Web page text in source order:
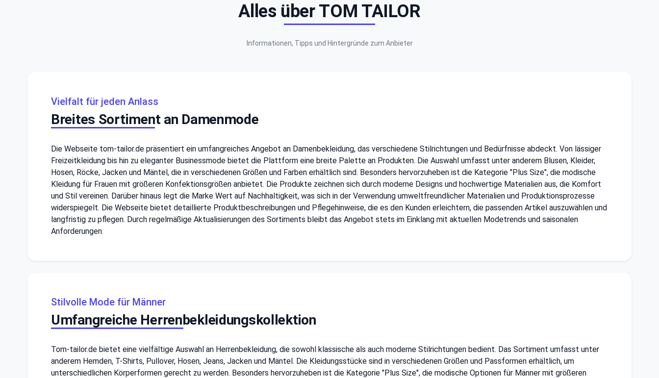
Alles über TOM TAILOR
Informationen, Tipps und Hintergründe zum Anbieter
Vielfalt für jeden Anlass
Breites Sortiment an Damenmode
Die Webseite tom-tailor.de präsentiert ein umfangreiches Angebot an Damenbekleidung, das verschiedene Stilrichtungen und Bedürfnisse abdeckt. Von lässiger
Freizeitkleidung bis hin zu eleganter Businessmode bietet die Plattform eine breite Palette an Produkten. Die Auswahl umfasst unter anderem Blusen, Kleider,
Hosen, Röcke, Jacken und Mäntel, die in verschiedenen Größen und Farben erhältlich sind. Besonders hervorzuheben ist die Kategorie "Plus Size", die modische
Kleidung für Frauen mit größeren Konfektionsgrößen anbietet. Die Produkte zeichnen sich durch moderne Designs und hochwertige Materialien aus, die Komfort
und Stil vereinen. Darüber hinaus legt die Marke Wert auf Nachhaltigkeit, was sich in der Verwendung umweltfreundlicher Materialien und Produktionsprozesse
widerspiegelt. Die Webseite bietet detaillierte Produktbeschreibungen und Pflegehinweise, die es den Kunden erleichtern, die passenden Artikel auszuwählen und
langfristig zu pflegen. Durch regelmäßige Aktualisierungen des Sortiments bleibt das Angebot stets im Einklang mit aktuellen Modetrends und saisonalen
Anforderungen.
Stilvolle Mode für Männer
Umfangreiche Herrenbekleidungskollektion
Tom-tailor.de bietet eine vielfältige Auswahl an Herrenbekleidung, die sowohl klassische als auch moderne Stilrichtungen bedient. Das Sortiment umfasst unter
anderem Hemden, T-Shirts, Pullover, Hosen, Jeans, Jacken und Mäntel. Die Kleidungsstücke sind in verschiedenen Größen und Passformen erhältlich, um
unterschiedlichen Körperformen gerecht zu werden. Besonders hervorzuheben ist die Kategorie "Plus Size", die modische Optionen für Männer mit größeren